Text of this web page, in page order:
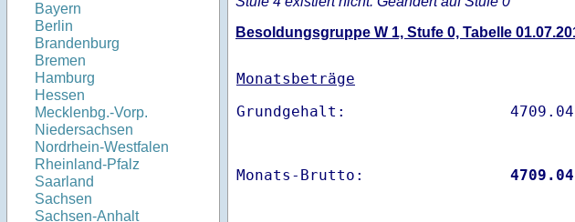
Bayern
Berlin
Brandenburg
Bremen
Hamburg
Hessen
Mecklenbg.-Vorp.
Niedersachsen
Nordrhein-Westfalen
Rheinland-Pfalz
Saarland
Sachsen
Sachsen-Anhalt
Besoldungsgruppe W 1, Stufe 0, Tabelle
Monatsbeträge
Monats-Brutto: